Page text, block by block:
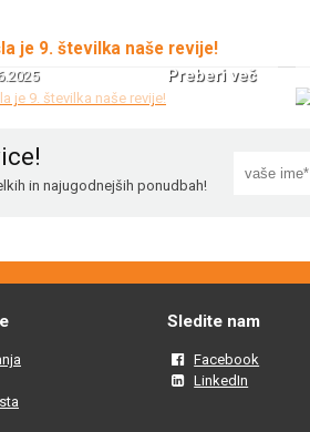
je 9. številka naše revije!
Preberi več
in najugodnejših ponudbah!
Sledite nam
Facebook
LinkedIn